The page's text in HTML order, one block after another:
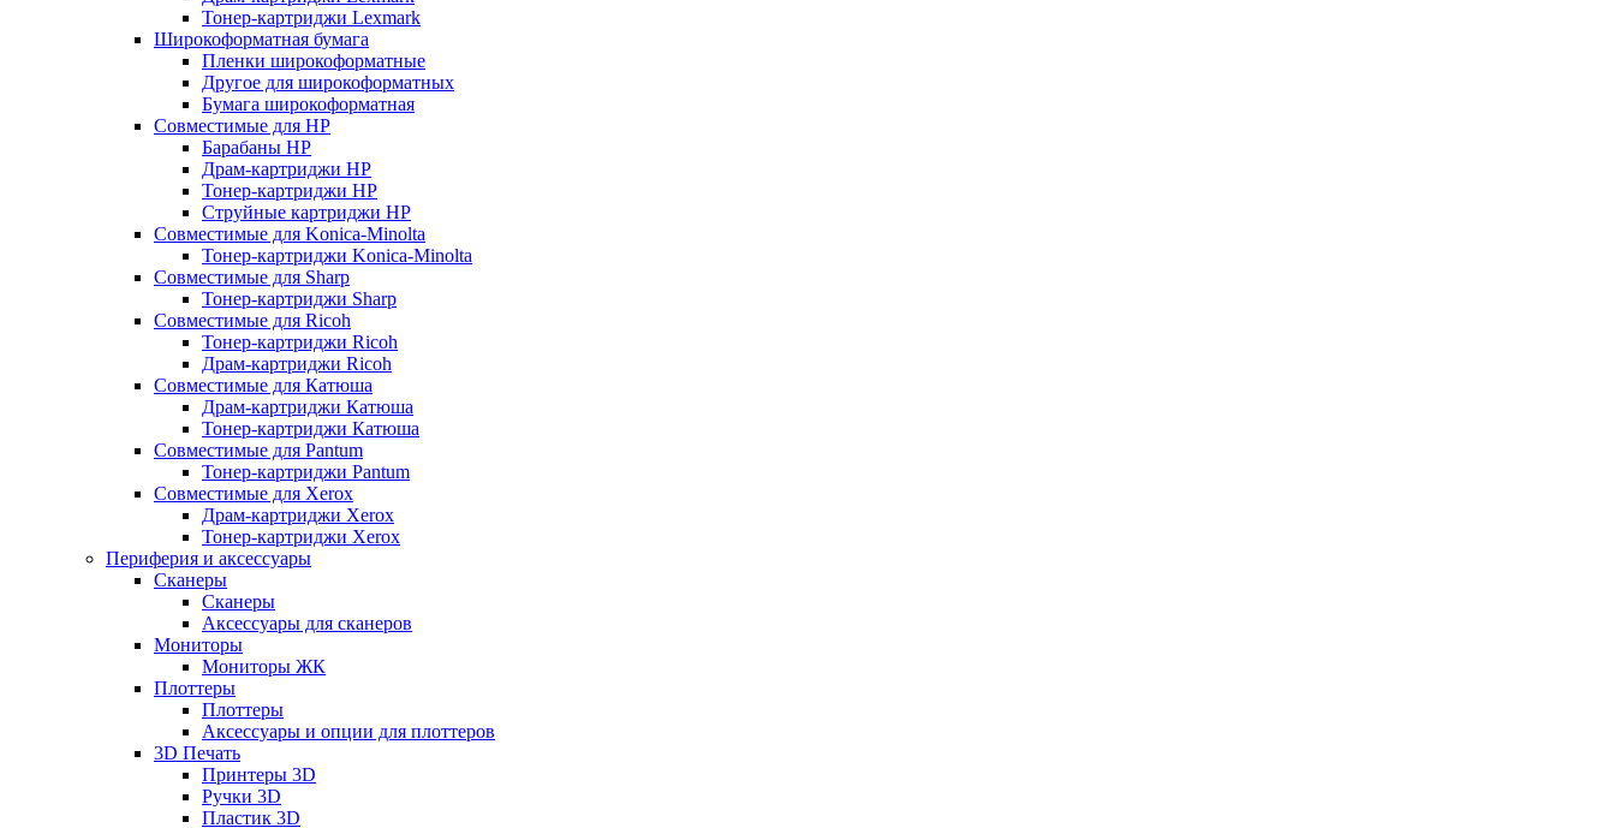
Тонер-картриджи Lexmark
Широкоформатная бумага
Пленки широкоформатные
Другое для широкоформатных
Бумага широкоформатная
Совместимые для HP
Барабаны HP
Драм-картриджи HP
Тонер-картриджи HP
Струйные картриджи HP
Совместимые для Konica-Minolta
Тонер-картриджи Konica-Minolta
Совместимые для Sharp
Тонер-картриджи Sharp
Совместимые для Ricoh
Тонер-картриджи Ricoh
Драм-картриджи Ricoh
Совместимые для Катюша
Драм-картриджи Катюша
Тонер-картриджи Катюша
Совместимые для Pantum
Тонер-картриджи Pantum
Совместимые для Xerox
Драм-картриджи Xerox
Тонер-картриджи Xerox
Периферия и аксессуары
Сканеры
Сканеры
Аксессуары для сканеров
Мониторы
Мониторы ЖК
Плоттеры
Плоттеры
Аксессуары и опции для плоттеров
3D Печать
Принтеры 3D
Ручки 3D
Пластик 3D